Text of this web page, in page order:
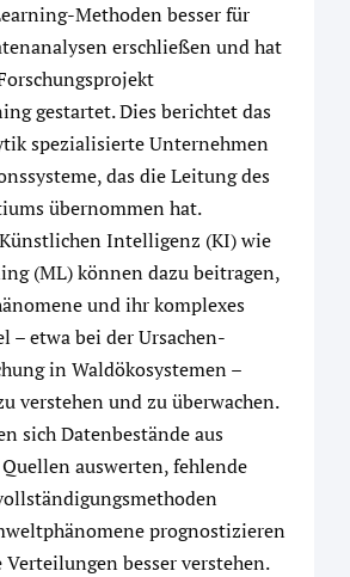
Methoden besser für
erschließen und hat
gestartet. Dies berichtet das
spezialisierte Unternehmen
das die Leitung des
übernommen hat.
Intelligenz (KI) wie
(ML) können dazu beitragen,
und ihr komplexes
– etwa bei der Ursachen-
in Waldökosystemen –
verstehen und zu überwachen.
sich Datenbestände aus
auswerten, fehlende
prognostizieren
besser verstehen.